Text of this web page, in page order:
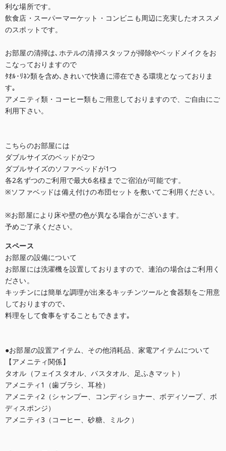
利な場所です。
飲食店・スーパーマーケット・コンビニも周辺に充実したオススメ
のスポットです。
お部屋の清掃は､ホテルの清掃スタッフが掃除やベッドメイクをお
こなっておりますので
ﾀｵﾙ･ﾘﾈﾝ類を含め､きれいで快適に滞在できる環境となっておりま
す｡
アメニティ類・コーヒー類もご用意しておりますので、ご自由にご
利用下さい。
こちらのお部屋には
ダブルサイズのベッドが2つ
ダブルサイズのソファベッドが1つ
各2名ずつのご利用で最大6名様までご宿泊が可能です。
※ソファベッドは備え付けの布団セットを敷いてご利用ください。
※お部屋により床や壁の色が異なる場合がございます。
予めご了承ください。
スペース
お部屋の設備について
お部屋には洗濯機を設置しておりますので、連泊の場合はご利用く
ださい。
キッチンには簡単な調理が出来るキッチンツールと食器類をご用意
しておりますので､
料理をして食事をすることもできます｡
●お部屋の設置アイテム、その他消耗品、家電アイテムについて
【アメニティ関係】
タオル（フェイスタオル、バスタオル、足ふきマット）
アメニティ1（歯ブラシ、耳栓）
アメニティ2（シャンプー、コンディショナー、ボディソープ、ボ
ディスポンジ）
アメニティ3（コーヒー、砂糖、ミルク）